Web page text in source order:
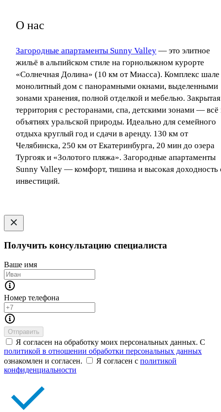
О нас
Загородные апартаменты Sunny Valley — это элитное
жильё в альпийском стиле на горнолыжном курорте
«Солнечная Долина» (10 км от Миасса). Комплекс шале
монолитный дом с панорамными окнами, выделенными
зонами хранения, полной отделкой и мебелью. Закрытая
территория с ресторанами, спа, детскими зонами — всё
объятиях уральской природы. Идеально для семейного
отдыха круглый год и сдачи в аренду. 130 км от
Челябинска, 250 км от Екатеринбурга, 20 мин до озера
Тургояк и «Золотого пляжа». Загородные апартаменты
Sunny Valley — комфорт, тишина и высокая доходность
инвестиций.
Получить консультацию специалиста
Ваше имя
Номер телефона
Отправить
Я согласен на обработку моих персональных данных. С
политикой в отношении обработки персональных данных
ознакомлен и согласен.
Я согласен с политикой
конфиденциальности